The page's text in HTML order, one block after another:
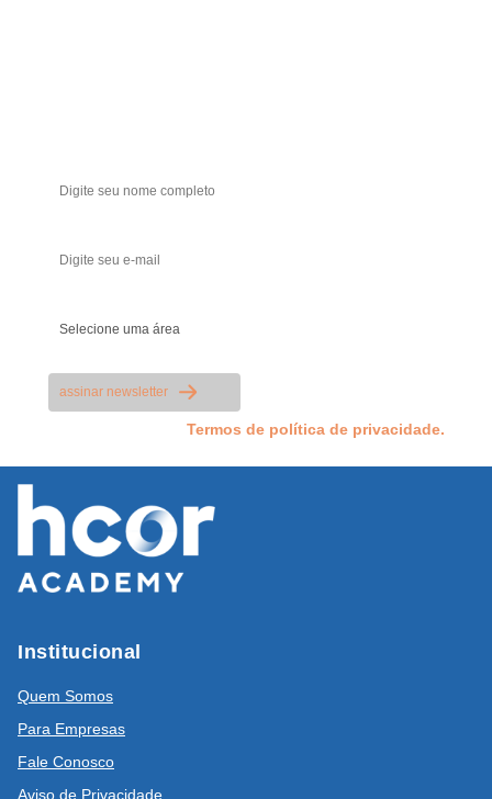
assinar newsletter
Termos de política de privacidade.
Institucional
Quem Somos
Para Empresas
Fale Conosco
Aviso de Privacidade